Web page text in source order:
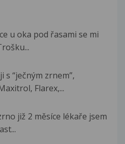
u oka pod řasami se mi
s “ječným zrnem”,
Flarex,...
již 2 měsíce lékaře jsem